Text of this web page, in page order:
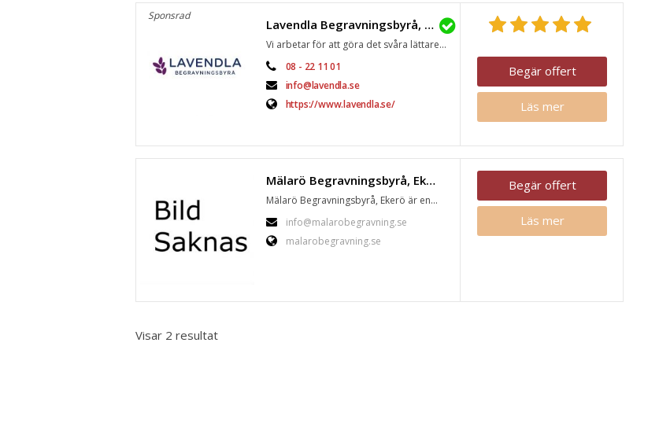
Sponsrad
Lavendla Begravningsbyrå, Ekerö
Vi arbetar för att göra det svåra lättare...
08 - 22 11 01
info@lavendla.se
https://www.lavendla.se/
Begär offert
Läs mer
Mälarö Begravningsbyrå, Ekerö
Mälarö Begravningsbyrå, Ekerö är en...
info@malarobegravning.se
malarobegravning.se
Begär offert
Läs mer
Visar 2 resultat